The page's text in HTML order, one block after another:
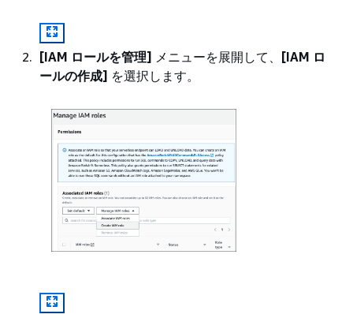
[IAM ロールを管理] メニューを展開して、 [IAM ロ
ールの作成] を選択します。